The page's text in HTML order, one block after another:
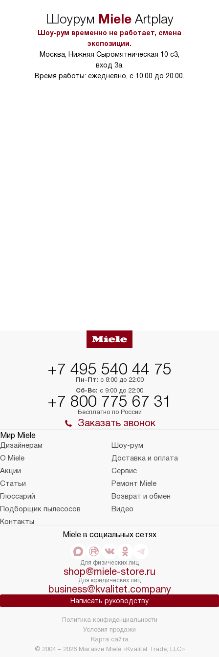
в условиях
тарифы на услуги
Шоурум MieleArtplay
Шоу-рум временно не работает, смена
экспозиции.
Москва, Нижняя Сыромятническая 10 с3,
вход 3а.
Время работы: ежедневно, с 10.00 до 20.00.
+7 495 540 44 75
Пн-Пт: с 8:00 до 22:00
Сб-Вс: с 9:00 до 22:00
+7 800 775 67 31
Бесплатно по России
Заказать звонок
Мир Miele
Дизайнерам
Шоу-рум
О Miele
Доставка и оплата
Акции
Сервис
Статьи
Ремонт Miele
Глоссарий
Возврат и обмен
Подборщик пылесосов
Видео
Контакты
Miele в социальных сетях
Для физических лиц
shop@miele-store.ru
Для юридических лиц
business@kvalitet.company
Написать руководству
© 2004 – 2026 Магазин Miele «Kvalitet Trade, LLC»
Политика конфиденциальности
Условия продажи
Карта сайта